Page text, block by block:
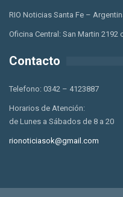
RIO Noticias Santa Fe –
Oficina Central: San Martin
Contacto
Telefono: 0342 – 4123887
Horarios de Atención:
de Lunes a Sábados de 8 a 20
rionoticiasok@gmail.com